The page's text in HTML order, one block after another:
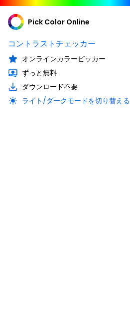
Pick Color Online
コントラストチェッカー
オンラインカラーピッカー
ずっと無料
ダウンロード不要
ライト/ダークモードを切り替える